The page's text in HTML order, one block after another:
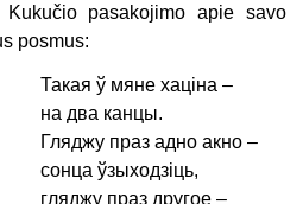
pasakojimo apie savo
posmus:
Такая ў мяне хаціна –
на два канцы.
Гляджу праз адно акно –
сонца ўзыходзіць,
гляджу праз другое –